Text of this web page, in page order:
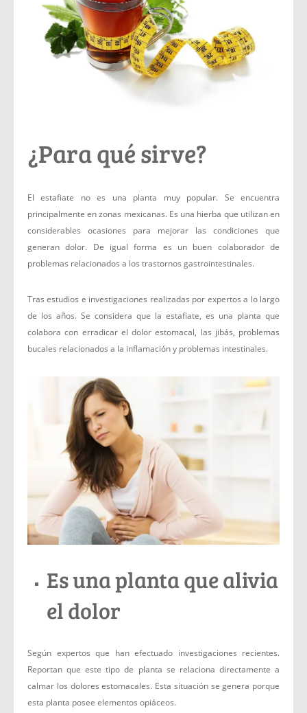
¿Para qué sirve?
El estafiate no es una planta muy popular. Se encuentra
principalmente en zonas mexicanas. Es una hierba que utilizan en
considerables ocasiones para mejorar las condiciones que
generan dolor. De igual forma es un buen colaborador de
problemas relacionados a los trastornos gastrointestinales.
Tras estudios e investigaciones realizadas por expertos a lo largo
de los años. Se considera que la estafiate, es una planta que
colabora con erradicar el dolor estomacal, las jibás, problemas
bucales relacionados a la inflamación y problemas intestinales.
Es una planta que alivia
el dolor
Según expertos que han efectuado investigaciones recientes.
Reportan que este tipo de planta se relaciona directamente a
calmar los dolores estomacales. Esta situación se genera porque
esta planta posee elementos opiáceos.